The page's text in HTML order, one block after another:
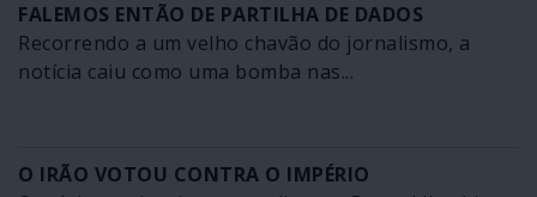
FALEMOS ENTÃO DE PARTILHA DE DADOS
Recorrendo a um velho chavão do jornalismo, a
notícia caiu como uma bomba nas...
O IRÃO VOTOU CONTRA O IMPÉRIO